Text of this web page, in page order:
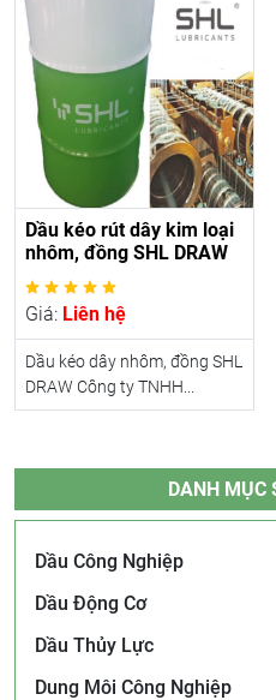
Dầu kéo rút dây kim loại
nhôm, đồng SHL DRAW
Giá: Liên hệ
Dầu kéo dây nhôm, đồng SHL
DRAW Công ty TNHH...
DANH MỤC
Dầu Công Nghiệp
Dầu Động Cơ
Dầu Thủy Lực
Dung Môi Công Nghiệp